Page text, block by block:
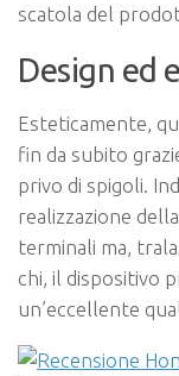
scatola del
Design ed
Esteticamente,
fin da subito
privo di spigoli.
realizzazione
terminali ma,
chi, il dispositivo
un’eccellente